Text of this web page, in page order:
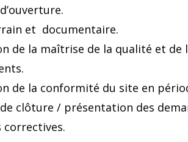
et documentaire.
de la maîtrise de la qualité et de
de la conformité du site en
clôture / présentation des
correctives.